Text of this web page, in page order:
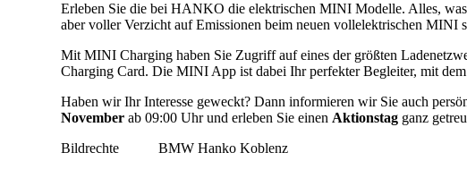
Erleben Sie die bei HANKO die elektrischen MINI Modelle. Alles,
aber voller Verzicht auf Emissionen beim neuen vollelektrischen
Mit MINI Charging haben Sie Zugriff auf eines der größten
Charging Card. Die MINI App ist dabei Ihr perfekter Begleiter, mit
Haben wir Ihr Interesse geweckt? Dann informieren wir Sie auch
November ab 09:00 Uhr und erleben Sie einen Aktionstag ganz
Bildrechte BMW Hanko Koblenz